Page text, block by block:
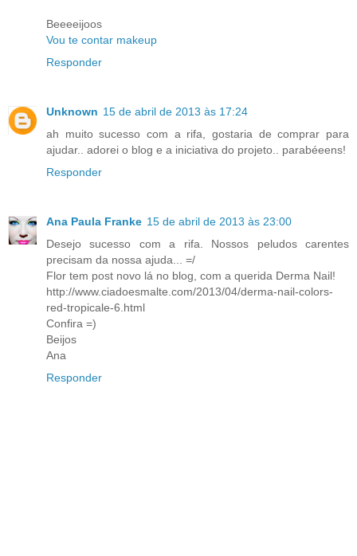
Beeeeijoos
Vou te contar makeup
Responder
Unknown 15 de abril de 2013 às 17:24
ah muito sucesso com a rifa, gostaria de comprar para
ajudar.. adorei o blog e a iniciativa do projeto.. parabéeens!
Responder
Ana Paula Franke 15 de abril de 2013 às 23:00
Desejo sucesso com a rifa. Nossos peludos carentes
precisam da nossa ajuda... =/
Flor tem post novo lá no blog, com a querida Derma Nail!
http://www.ciadoesmalte.com/2013/04/derma-nail-colors-
red-tropicale-6.html
Confira =)
Beijos
Ana
Responder